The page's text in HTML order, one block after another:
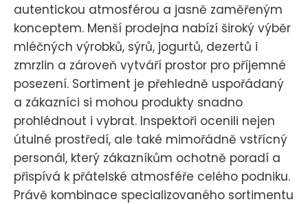
autentickou atmosférou a jasně zaměřeným
konceptem. Menší prodejna nabízí široký výběr
mléčných výrobků, sýrů, jogurtů, dezertů i
zmrzlin a zároveň vytváří prostor pro příjemné
posezení. Sortiment je přehledně uspořádaný
a zákazníci si mohou produkty snadno
prohlédnout i vybrat. Inspektoři ocenili nejen
útulné prostředí, ale také mimořádně vstřícný
personál, který zákazníkům ochotně poradí a
přispívá k přátelské atmosféře celého podniku.
Právě kombinace specializovaného sortimentu